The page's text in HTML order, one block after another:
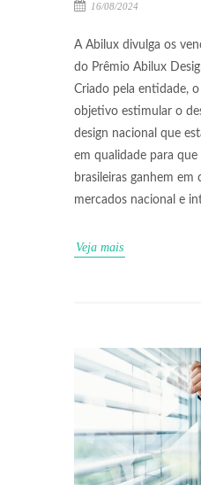
16/08/2024
A Abilux divulga os
do Prêmio Abilux
Criado pela entidade,
objetivo estimular o
design nacional que
em qualidade para que
brasileiras ganhem
mercados nacional e
Veja mais